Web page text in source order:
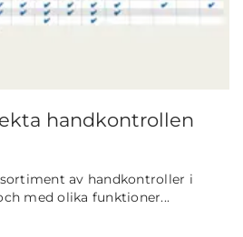
handkontrollen
av handkontroller i
med olika funktioner...